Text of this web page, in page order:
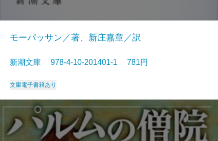
モーパッサン／著、新庄嘉章／訳
新潮文庫 978-4-10-201401-1 781円
文庫電子書籍あり